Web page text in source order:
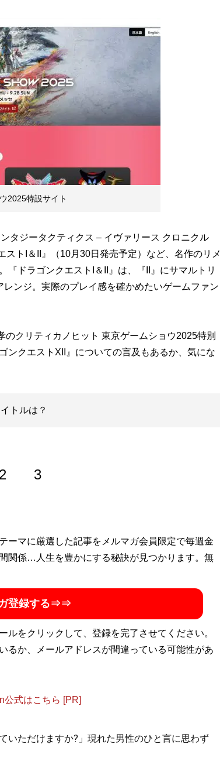
2025特設サイト
タジータクティクス – イヴァリース クロニクル
トI＆II』（10月30日発売予定）など、名作のリメ
ドラゴンクエストI＆II』は、『II』にサマルトリ
ンジ。実際のプレイ感を確かめたいゲームファン
クリティカノヒット 東京ゲームショウ2025特別
ンクエストXII』についての言及もあるか、気にな
トルは？
2 3
介やコラム、書評を中心にフリーで活動してい
～なつかしゲーム子ども実験室～』（マイクロマ
ーマに厳選した記事をメルマガ会員限定で毎週金
関係…人生を豊かにする秘訣が見つかります。無
登録する⇒⇒
をクリックして、登録を完了させてください。
か、メールアドレスが間違っている可能性があ
式はこちら [PR]
いただけますか?」現れた男性のひと言に思わず